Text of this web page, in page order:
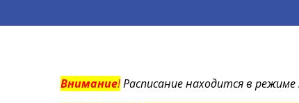
Внимание!Расписание находится в